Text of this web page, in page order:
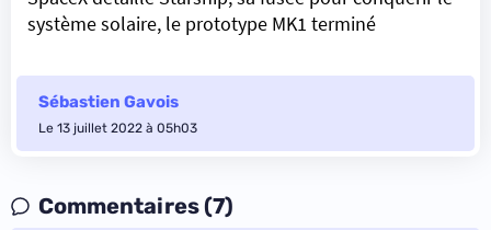
système solaire, le prototype MK1 terminé
Sébastien Gavois
Le 13 juillet 2022 à 05h03
Commentaires (7)